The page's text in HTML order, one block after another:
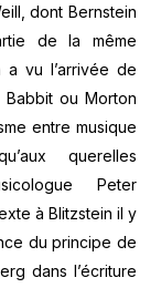
dont Bernstein
de la même
vu l’arrivée de
ou Morton
entre musique
querelles
Peter
à Blitzstein il y
du principe de
dans l’écriture